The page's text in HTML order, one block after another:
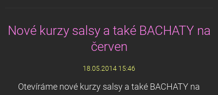
Nové kurzy salsy a také BACHATY na
červen
18.05.2014 15:46
Otevíráme nové kurzy salsy a také BACHATY na